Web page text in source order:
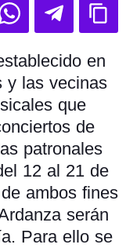
en
y las vecinas
que
de
patronales
12 al 21 de
ambos fines
serán
Para ello se